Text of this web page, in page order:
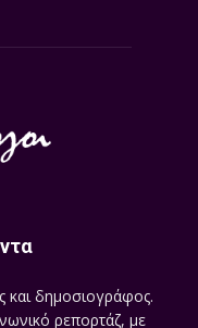
και δημοσιογράφος.
ρεπορτάζ, με